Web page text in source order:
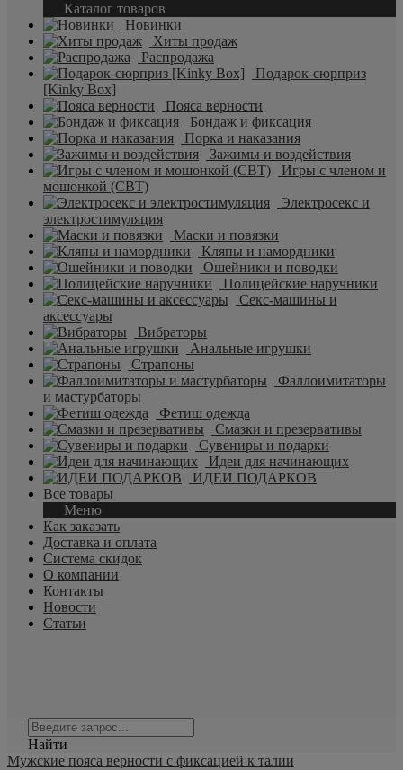
Каталог товаров
Новинки
Хиты продаж
Распродажа
Подарок-сюрприз
[Kinky Box]
Пояса верности
Бондаж и фиксация
Порка и наказания
Зажимы и воздействия
Игры с членом и
мошонкой (CBT)
Электросекс и
электростимуляция
Маски и повязки
Кляпы и намордники
Ошейники и поводки
Полицейские наручники
Секс-машины и
аксессуары
Вибраторы
Анальные игрушки
Страпоны
Фаллоимитаторы
и мастурбаторы
Фетиш одежда
Смазки и презервативы
Сувениры и подарки
Идеи для начинающих
ИДЕИ ПОДАРКОВ
Все товары
Меню
Как заказать
Доставка и оплата
Система скидок
О компании
Контакты
Новости
Статьи
Найти
Мужские пояса верности с фиксацией к талии